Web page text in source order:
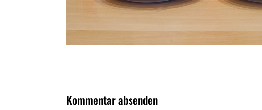
Kommentar absenden